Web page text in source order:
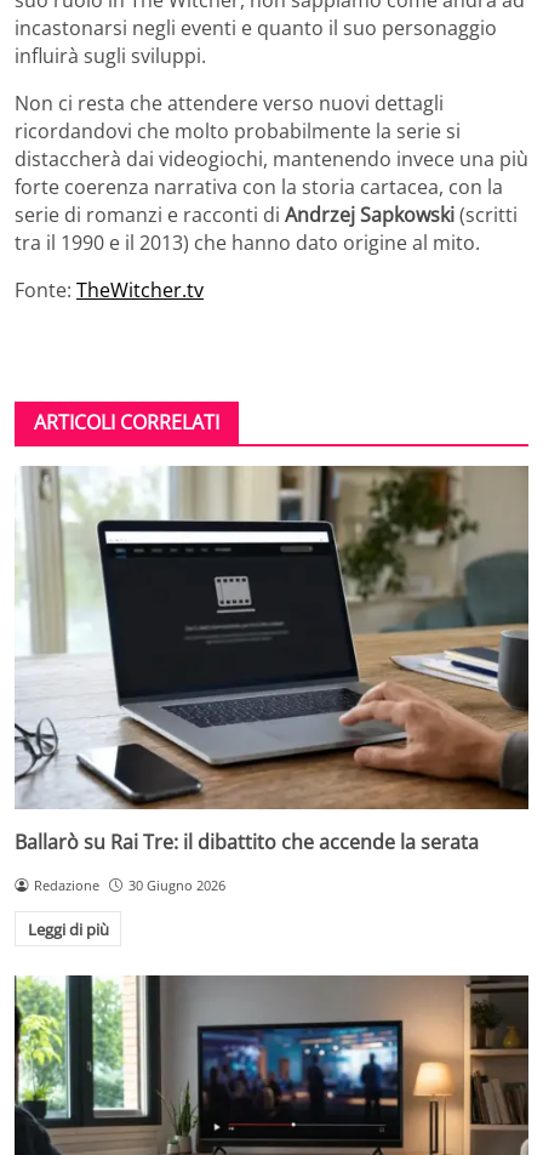
incastonarsi negli eventi e quanto il suo personaggio
influirà sugli sviluppi.
Non ci resta che attendere verso nuovi dettagli
ricordandovi che molto probabilmente la serie si
distaccherà dai videogiochi, mantenendo invece una più
forte coerenza narrativa con la storia cartacea, con la
serie di romanzi e racconti di Andrzej Sapkowski(scritti
tra il 1990 e il 2013) che hanno dato origine al mito.
Fonte: TheWitcher.tv
ARTICOLI CORRELATI
Ballarò su Rai Tre: il dibattito che accende la serata
Redazione 30 Giugno 2026
Leggi di più